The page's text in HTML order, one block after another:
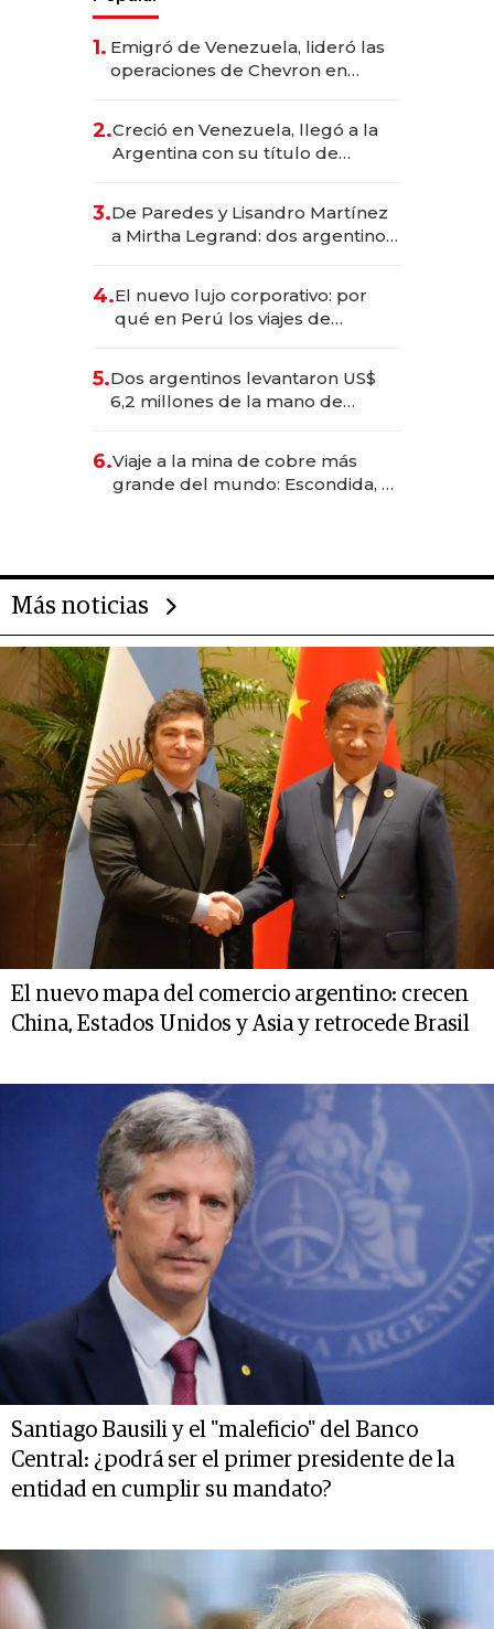
1. Emigró de Venezuela, lideró las
operaciones de Chevron en
2.Creció en Venezuela, llegó a la
Argentina con su título de
las marcas "fast premium"
3.De Paredes y Lisandro Martínez
a Mirtha Legrand: dos argentinos
4.El nuevo lujo corporativo: por
qué en Perú los viajes de
para convertirse en experiencias
transformadoras
5.Dos argentinos levantaron US$
6,2 millones de la mano de
6.Viaje a la mina de cobre más
grande del mundo: Escondida, el
Más noticias
El nuevo mapa del comercio argentino: crecen
China, Estados Unidos y Asia y retrocede Brasil
Santiago Bausili y el "maleficio" del Banco
Central: ¿podrá ser el primer presidente de la
entidad en cumplir su mandato?